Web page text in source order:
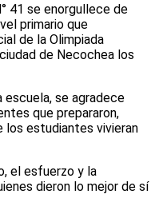
41 se enorgullece de
primario que
de la Olimpiada
de Necochea los
se agradece
que prepararon,
los estudiantes vivieran
el esfuerzo y la
dieron lo mejor de sí